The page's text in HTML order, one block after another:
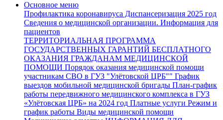
Основное меню
Профилактика коронавируса Диспансеризация 2025 год
Сведения о медицинской организации. Информация для
пациентов
ТЕРРИТОРИАЛЬНАЯ ПРОГРАММА
ГОСУДАРСТВЕННЫХ ГАРАНТИЙ БЕСПЛАТНОГО
ОКАЗАНИЯ ГРАЖДАНАМ МЕДИЦИНСКОЙ
ПОМОЩИ Порядок оказания медицинской помощи
участникам СВО в ГУЗ "Улётовской ЦРБ"" График
выездов мобильной медицинской бригады План-график
работы передвижного медицинского комплекса в ГУЗ
«Улётовская ЦРБ» на 2024 год Платные услуги Режим и
график работы Виды медицинской помощи